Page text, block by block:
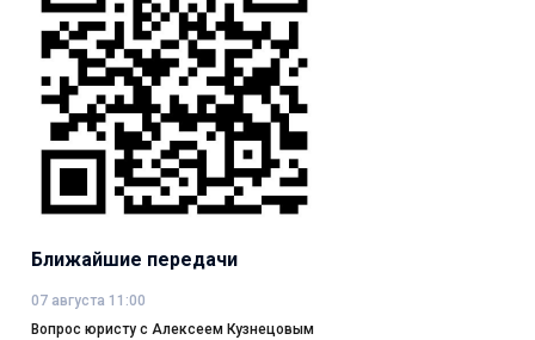
Ближайшие передачи
07 августа 11:00
Вопрос юристу с Алексеем Кузнецовым